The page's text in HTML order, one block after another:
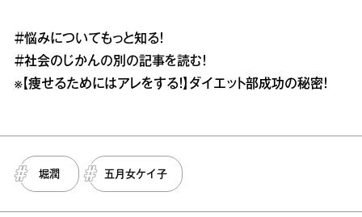
＃悩みについてもっと知る！
＃社会のじかんの別の記事を読む！
※【痩せるためにはアレをする！】ダイエット部成功の秘密！
堀潤 五月女ケイ子